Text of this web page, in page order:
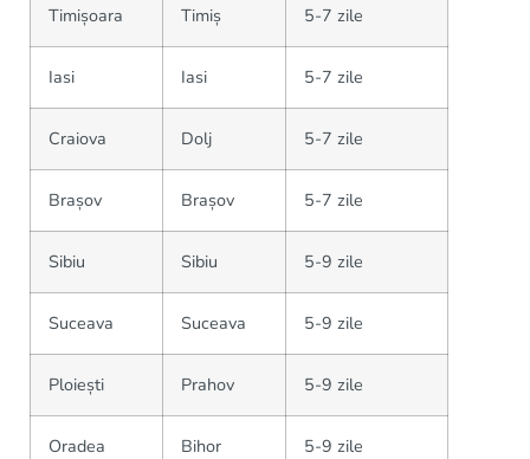
Timișoara Timiș 5-7 zile
Iasi Iasi 5-7 zile
Craiova Dolj 5-7 zile
Brașov Brașov 5-7 zile
Sibiu Sibiu 5-9 zile
Suceava Suceava 5-9 zile
Ploiești Prahov 5-9 zile
Oradea Bihor 5-9 zile